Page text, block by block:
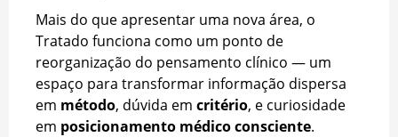
Mais do que apresentar uma nova área, o
Tratado funciona como um ponto de
reorganização do pensamento clínico — um
espaço para transformar informação dispersa
em método, dúvida em critério, e curiosidade
em posicionamento médico consciente.